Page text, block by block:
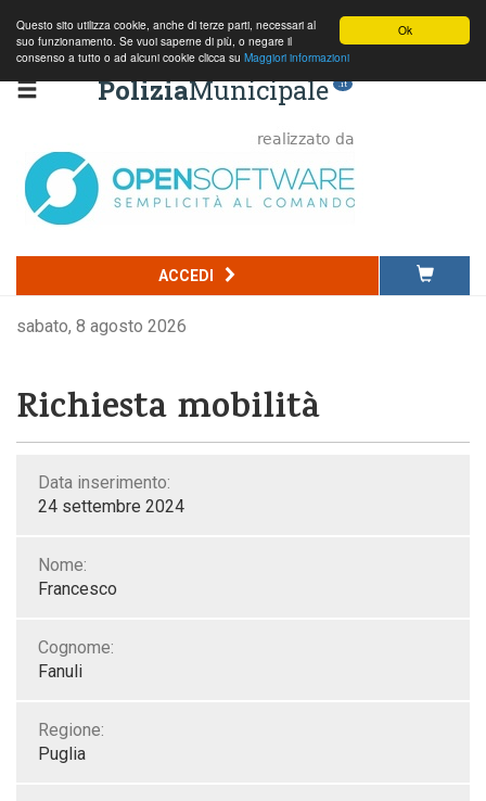
Ok
Questo sito utilizza cookie, anche di terze parti, necessari al
suo funzionamento. Se vuoi saperne di più, o negare il
consenso a tutto o ad alcuni cookie clicca su Maggiori informazioni
PoliziaMunicipale .it
ACCEDI
sabato, 8 agosto 2026
Richiesta mobilità
Data inserimento:
24 settembre 2024
Nome:
Francesco
Cognome:
Fanuli
Regione:
Puglia